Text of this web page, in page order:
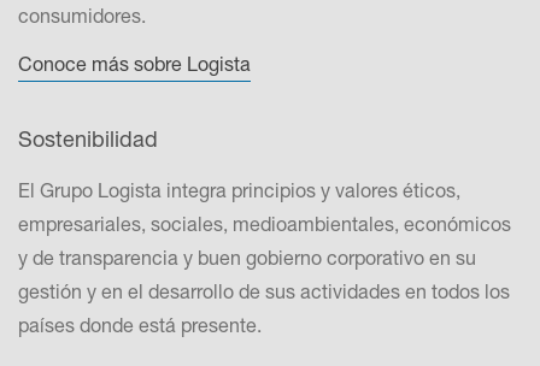
consumidores.
Conoce más sobre Logista
Sostenibilidad
El Grupo Logista integra principios y valores éticos,
empresariales, sociales, medioambientales, económicos
y de transparencia y buen gobierno corporativo en su
gestión y en el desarrollo de sus actividades en todos los
países donde está presente.